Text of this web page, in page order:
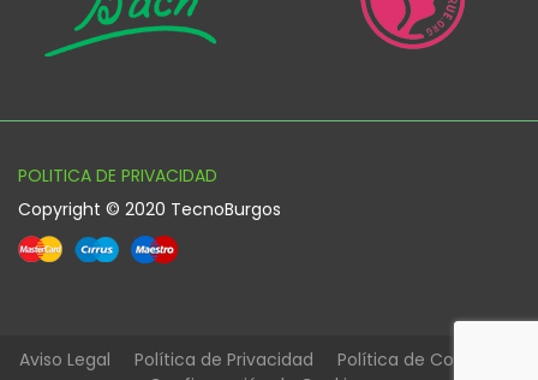
POLITICA DE PRIVACIDAD
Copyright © 2020 TecnoBurgos
Aviso Legal Política de Privacidad
Política de Cookies